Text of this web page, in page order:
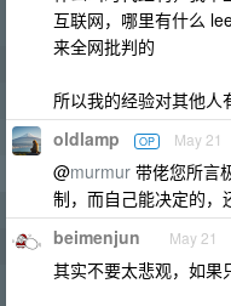
互联网，哪里有什么
来全网批判的
所以我的经验对其他人
oldlamp OP May 21
@murmur 带佬您所言
制，而自己能决定的，
beimenjun May 21
其实不要太悲观，如果